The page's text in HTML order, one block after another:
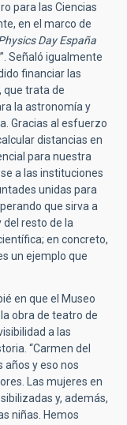
para las Ciencias
en el marco de
Day España
Señaló igualmente
financiar las
que trata de
la astronomía y
Gracias al esfuerzo
distancias en
para nuestra
a las instituciones
unidas para
que sirva a
del resto de la
en concreto,
un ejemplo que
en que el Museo
obra de teatro de
a las
“Carmen del
y eso nos
Las mujeres en
y, además,
niñas. Hemos